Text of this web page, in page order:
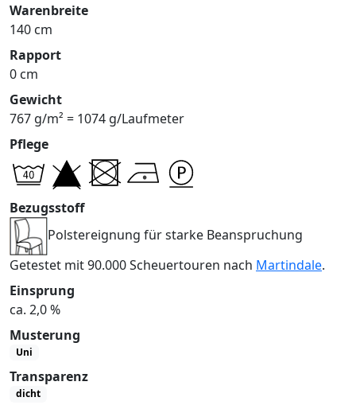
Warenbreite
140 cm
Rapport
0 cm
Gewicht
767 g/m² = 1074 g/Laufmeter
Pflege
Bezugsstoff
Polstereignung für starke Beanspruchung
Getestet mit 90.000 Scheuertouren nach Martindale.
Einsprung
ca. 2,0 %
Musterung
Uni
Transparenz
dicht